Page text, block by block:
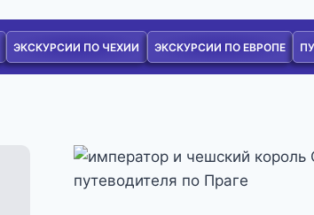
ЭКСКУРСИИ ПО ЧЕХИИ ЭКСКУРСИИ ПО ЕВРОПЕ